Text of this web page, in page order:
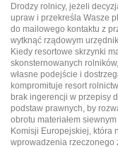
Drodzy rolnicy, jeżeli
upraw i przekreśla Wasze
do mailowego kontaktu z
wytknąć rządowym
Kiedy resortowe skrzynki
skonsternowanych
własne podejście i
kompromituje resort
brak ingerencji w przepisy
podstaw prawnych, by
obrotu materiałem
Komisji Europejskiej, która
wprowadzenia rzeczonego